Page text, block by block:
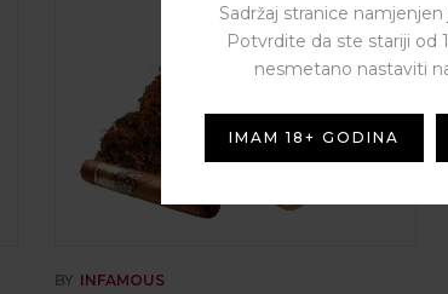
BY INFAMOUS
Sadržaj stranice
Potvrdite da ste stariji od
nesmetano nastaviti
IMAM 18+ GODINA